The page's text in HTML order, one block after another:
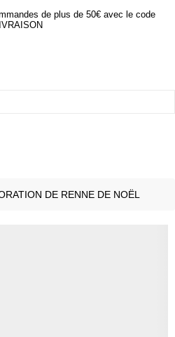
de plus de 50€ avec le code
DE RENNE DE NOËL